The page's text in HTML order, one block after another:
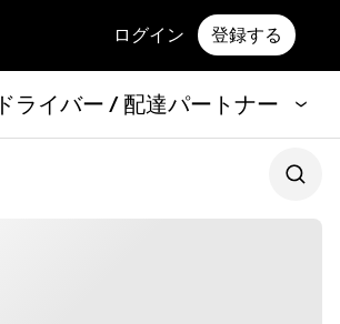
ログイン 登録する
ドライバー / 配達パートナー